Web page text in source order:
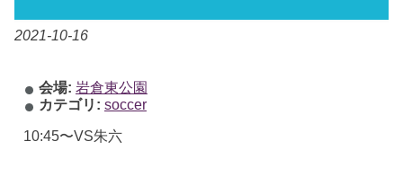
2021-10-16
会場: 岩倉東公園
カテゴリ: soccer
10:45〜VS朱六